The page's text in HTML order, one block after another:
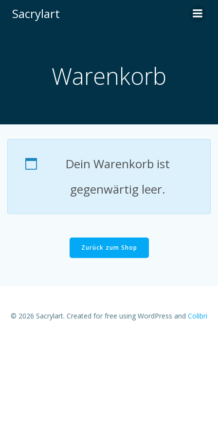
Sacrylart
Warenkorb
Dein Warenkorb ist
gegenwärtig leer.
Zurück zum Shop
© 2026 Sacrylart. Created for free using WordPress and Colibri